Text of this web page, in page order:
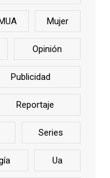
Mujer
Opinión
Publicidad
Reportaje
Series
Ua